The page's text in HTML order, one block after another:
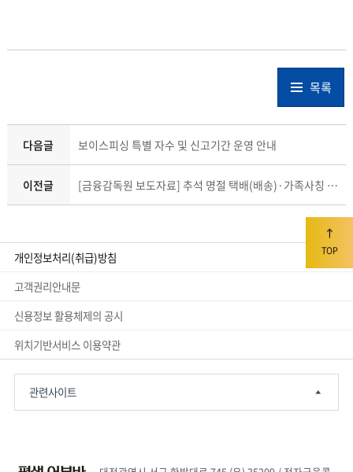
목록
다음글 보이스피싱 특별 자수 및 신고기간 운영 안내
이전글 [금융감독원 보도자료] 추석 명절 택배(배송)·가족사칭 문자사기 주의
개인정보처리(취급)방침
고객권리안내문
신용정보 활용체제의 공시
위치기반서비스 이용약관
관련사이트
TOP